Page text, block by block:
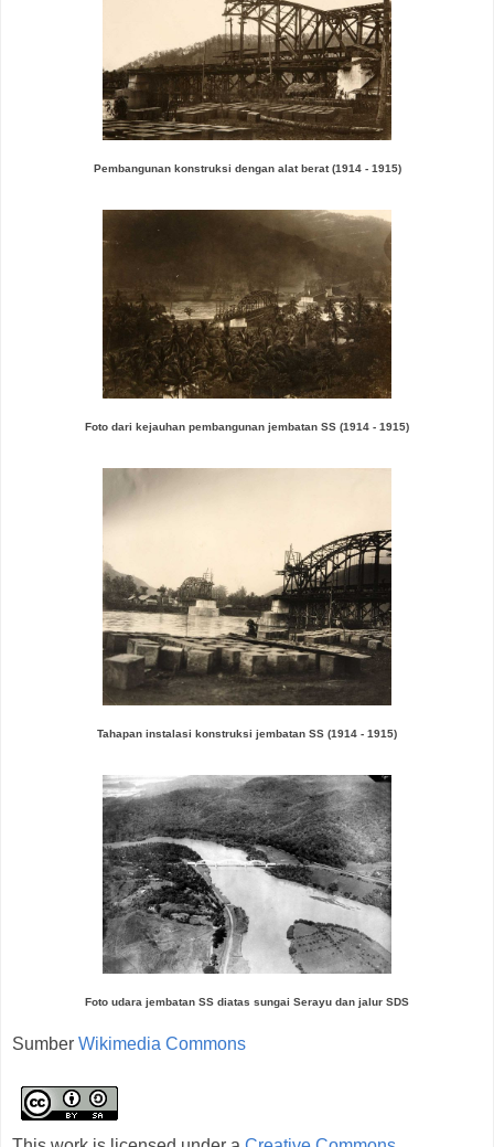
Pembangunan konstruksi dengan alat berat(1914 - 1915)
Foto dari kejauhan pembangunan jembatan SS (1914 - 1915)
Tahapan instalasi konstruksi jembatan SS (1914 - 1915)
Foto udara jembatan SS diatas sungai Serayu dan jalur SDS
Sumber Wikimedia Commons